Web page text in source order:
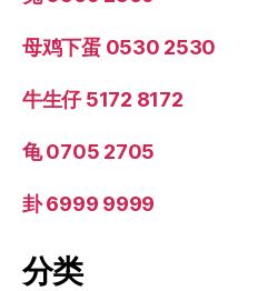
母鸡下蛋 0530 2530
牛生仔 5172 8172
龟 0705 2705
卦 6999 9999
分类